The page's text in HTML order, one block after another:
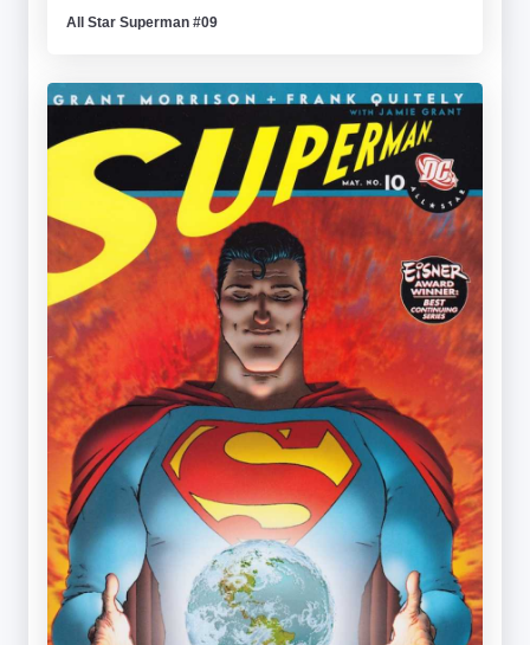
All Star Superman #09